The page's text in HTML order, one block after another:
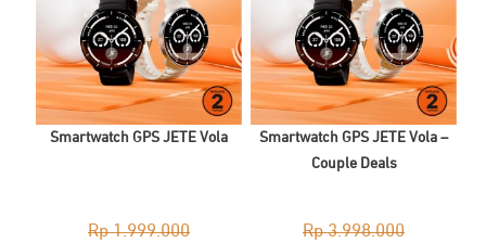
Smartwatch GPS JETE Vola
Rp1.999.000
Smartwatch GPS JETE Vola –
Couple Deals
Rp3.998.000